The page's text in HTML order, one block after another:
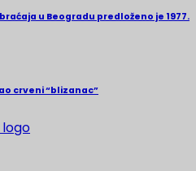
u Beogradu predloženo je 1977.
crveni “blizanac”